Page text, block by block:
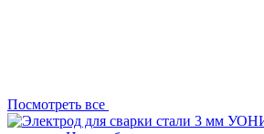
Посмотреть все